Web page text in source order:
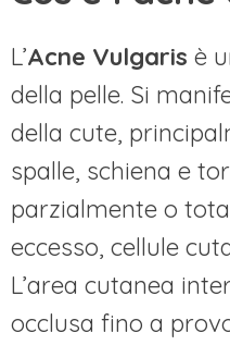
L’Acne Vulgaris è
della pelle. Si
della cute,
spalle, schiena e
parzialmente o
eccesso, cellule
L’area cutanea
occlusa fino a